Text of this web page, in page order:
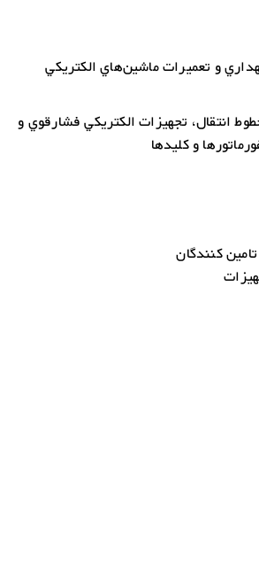
و تعميرات ماشين‌هاي الكتريكي
انتقال، تجهيزات الكتريكي فشارقوي و
و كليدها
کنندگان